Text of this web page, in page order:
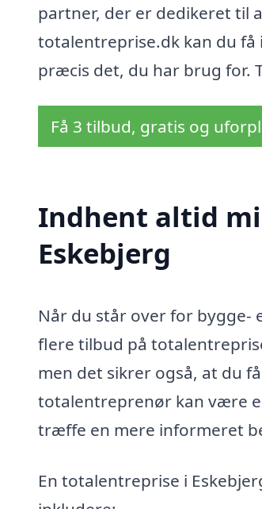
partner, der er dedikeret til
totalentreprise.dk kan du
præcis det, du har brug for.
Få 3 tilbud, gratis og
Indhent altid
Eskebjerg
Når du står over for bygge-
flere tilbud på
men det sikrer også, at du
totalentreprenør kan være
træffe en mere informeret
En totalentreprise i